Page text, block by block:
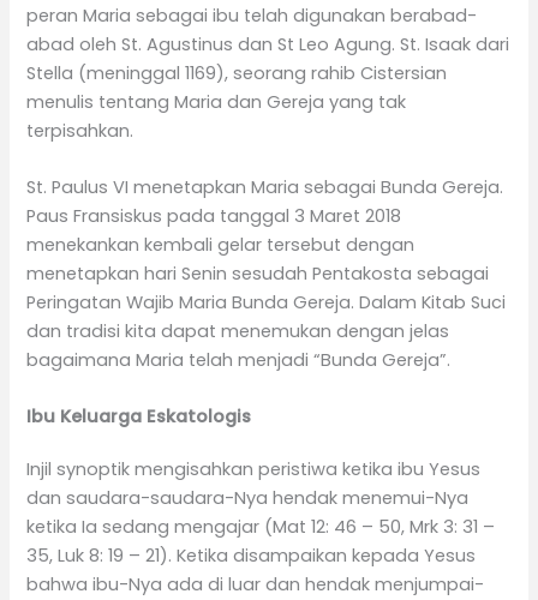
peran Maria sebagai ibu telah digunakan berabad-
abad oleh St. Agustinus dan St Leo Agung. St. Isaak dari
Stella (meninggal 1169), seorang rahib Cistersian
menulis tentang Maria dan Gereja yang tak
terpisahkan.
St. Paulus VI menetapkan Maria sebagai Bunda Gereja.
Paus Fransiskus pada tanggal 3 Maret 2018
menekankan kembali gelar tersebut dengan
menetapkan hari Senin sesudah Pentakosta sebagai
Peringatan Wajib Maria Bunda Gereja. Dalam Kitab Suci
dan tradisi kita dapat menemukan dengan jelas
bagaimana Maria telah menjadi “Bunda Gereja”.
Ibu Keluarga Eskatologis
Injil synoptik mengisahkan peristiwa ketika ibu Yesus
dan saudara-saudara-Nya hendak menemui-Nya
ketika Ia sedang mengajar (Mat 12: 46 – 50, Mrk 3: 31 –
35, Luk 8: 19 – 21). Ketika disampaikan kepada Yesus
bahwa ibu-Nya ada di luar dan hendak menjumpai-